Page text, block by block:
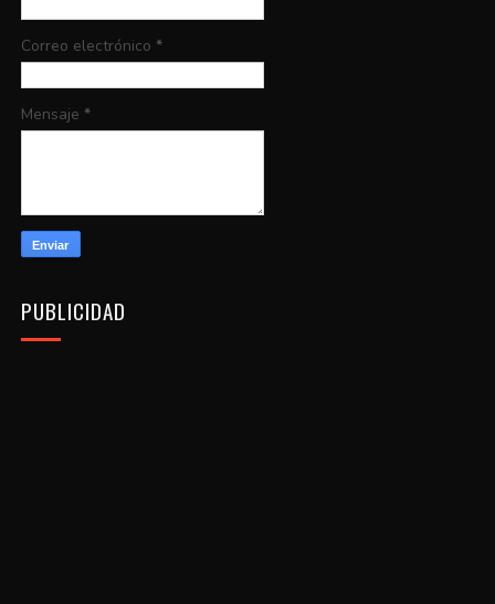
Correo electrónico *
Mensaje *
PUBLICIDAD